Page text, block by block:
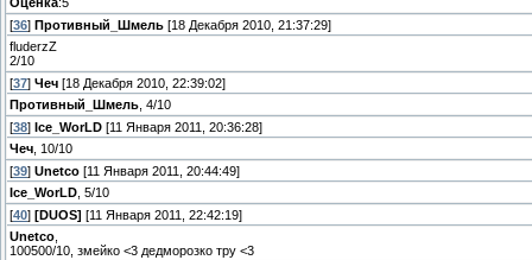
[36] Противный_Шмель [18 Декабря 2010, 21:37:29]
fluderzZ
2/10
[37] Чеч [18 Декабря 2010, 22:39:02]
Противный_Шмель , 4/10
[38] Ice_WorLD [11 Января 2011, 20:36:28]
Чеч , 10/10
[39] Unetco [11 Января 2011, 20:44:49]
Ice_WorLD , 5/10
[40] [DUОS] [11 Января 2011, 22:42:19]
Unetco
100500/10, змейко <3 дедморозко тру <3